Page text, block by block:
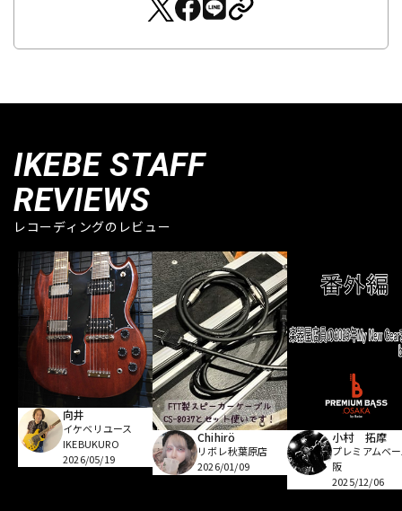
IKEBE STAFF
REVIEWS
レコーディングのレビュー
向井
イケベリユース
IKEBUKURO
2026/05/19
Chihirö
リボレ秋葉原店
2026/01/09
小村 拓摩
プレミアムベ
阪
2025/12/06